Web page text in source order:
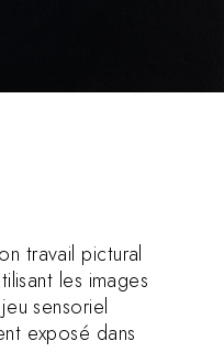
travail pictural
les images
sensoriel
exposé dans